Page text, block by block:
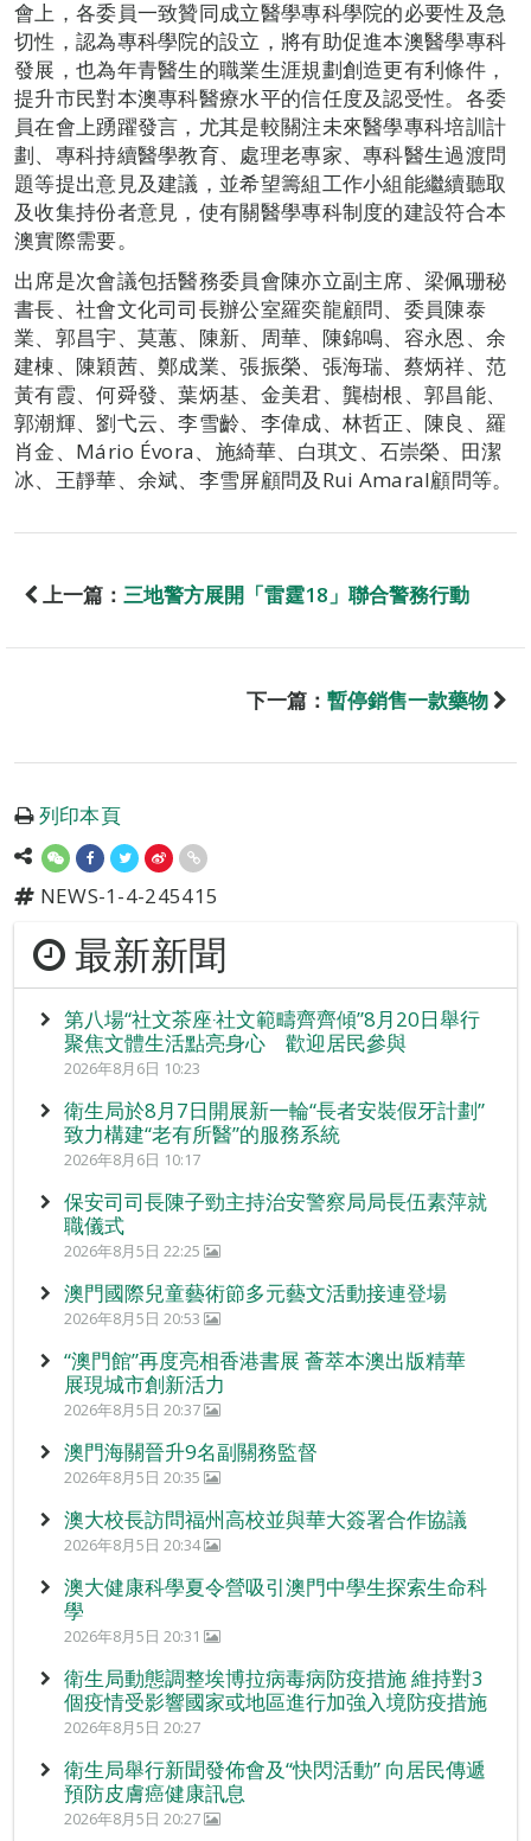
會上，各委員一致贊同成立醫學專科學院的必要性及急
切性，認為專科學院的設立，將有助促進本澳醫學專科
發展，也為年青醫生的職業生涯規劃創造更有利條件，
提升市民對本澳專科醫療水平的信任度及認受性。各委
員在會上踴躍發言，尤其是較關注未來醫學專科培訓計
劃、專科持續醫學教育、處理老專家、專科醫生過渡問
題等提出意見及建議，並希望籌組工作小組能繼續聽取
及收集持份者意見，使有關醫學專科制度的建設符合本
澳實際需要。
出席是次會議包括醫務委員會陳亦立副主席、梁佩珊秘
書長、社會文化司司長辦公室羅奕龍顧問、委員陳泰
業、郭昌宇、莫蕙、陳新、周華、陳錦鳴、容永恩、余
建棟、陳穎茜、鄭成業、張振榮、張海瑞、蔡炳祥、范
黃有霞、何舜發、葉炳基、金美君、龔樹根、郭昌能、
郭潮輝、劉弋云、李雪齡、李偉成、林哲正、陳良、羅
肖金、Mário Évora、施綺華、白琪文、石崇榮、田潔
冰、王靜華、余斌、李雪屏顧問及Rui Amaral顧問等。
上一篇： 三地警方展開「雷霆18」聯合警務行動
下一篇： 暫停銷售一款藥物
列印本頁
NEWS-1-4-245415
最新新聞
第八場“社文茶座‧社文範疇齊齊傾”8月20日舉行
聚焦文體生活點亮身心 歡迎居民參與
2026年8月6日 10:23
衛生局於8月7日開展新一輪“長者安裝假牙計劃”
致力構建“老有所醫”的服務系統
2026年8月6日 10:17
保安司司長陳子勁主持治安警察局局長伍素萍就
職儀式
2026年8月5日 22:25
澳門國際兒童藝術節多元藝文活動接連登場
2026年8月5日 20:53
“澳門館”再度亮相香港書展 薈萃本澳出版精華
展現城市創新活力
2026年8月5日 20:37
澳門海關晉升9名副關務監督
2026年8月5日 20:35
澳大校長訪問福州高校並與華大簽署合作協議
2026年8月5日 20:34
澳大健康科學夏令營吸引澳門中學生探索生命科
學
2026年8月5日 20:31
衛生局動態調整埃博拉病毒病防疫措施 維持對3
個疫情受影響國家或地區進行加強入境防疫措施
2026年8月5日 20:27
衛生局舉行新聞發佈會及“快閃活動” 向居民傳遞
預防皮膚癌健康訊息
2026年8月5日 20:27